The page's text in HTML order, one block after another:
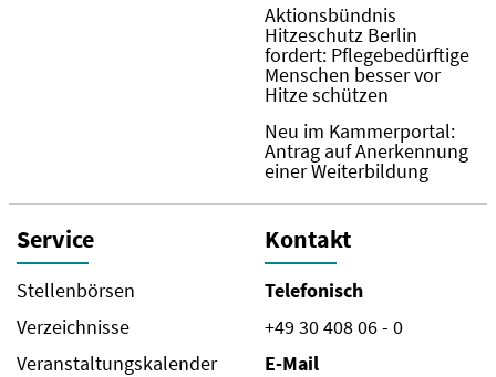
Aktionsbündnis
Hitzeschutz Berlin
fordert: Pflegebedürftige
Menschen besser vor
Hitze schützen
Neu im Kammerportal:
Antrag auf Anerkennung
einer Weiterbildung
Service
Stellenbörsen
Verzeichnisse
Veranstaltungskalender
Kontakt
Telefonisch
+49 30 408 06 - 0
E-Mail